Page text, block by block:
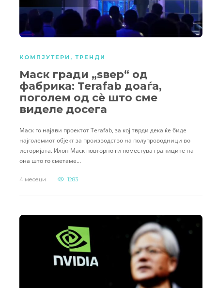
КОМПЈУТЕРИ , ТРЕНДИ
Маск гради „ѕвер“ од
фабрика: Terafab доаѓа,
поголем од сè што сме
виделе досега
Маск го најави проектот Terafab, за кој тврди дека ќе биде
најголемиот објект за производство на полупроводници во
историјата. Илон Маск повторно ги поместува границите на
она што го сметаме…
4 месеци 1283